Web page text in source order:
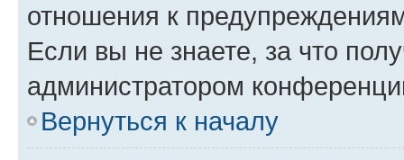
отношения к
Если вы не знаете, за что
администратором
Вернуться к началу